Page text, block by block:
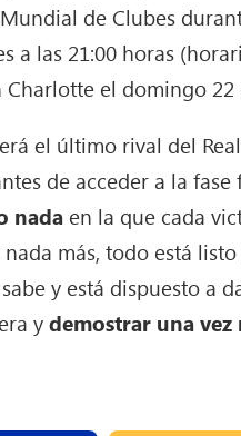
de Clubes
a las 21:00 horas
Charlotte el domingo
el último rival del
de acceder a la
nada en la que cada
más, todo está
y está dispuesto a
ydemostrar una